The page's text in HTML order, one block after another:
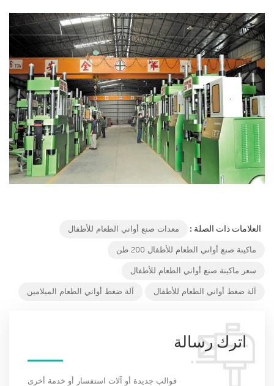
العلامات ذات الصلة : معدات صنع أواني الطعام للأطفال
ماكينة صنع أواني الطعام للأطفال 200 طن
سعر ماكينة صنع أواني الطعام للأطفال
آلة ضغط أواني الطعام للأطفال آلة ضغط أواني الطعام الميلامين
اترك رسالة
قوالب جديدة أو آلات استفسار أو خدمة أخرى